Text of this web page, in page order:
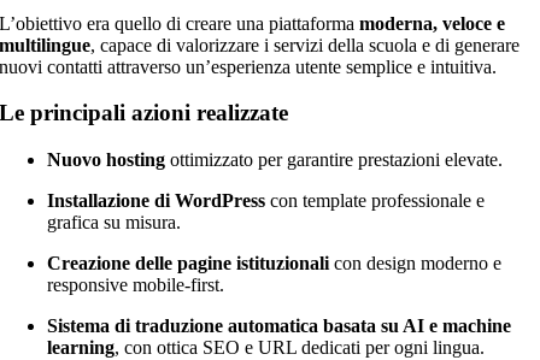
L’obiettivo era quello di creare una piattaformamoderna, veloce e
multilingue, capace di valorizzare i servizi della scuola e di generare
nuovi contatti attraverso un’esperienza utente semplice e intuitiva.
Le principali azioni realizzate
Nuovo hosting ottimizzato per garantire prestazioni elevate.
Installazione di WordPress con template professionale e
grafica su misura.
Creazione delle pagine istituzionali con design moderno e
responsive mobile-first.
Sistema di traduzione automatica basata su AI e machine
learning, con ottica SEO e URL dedicati per ogni lingua.